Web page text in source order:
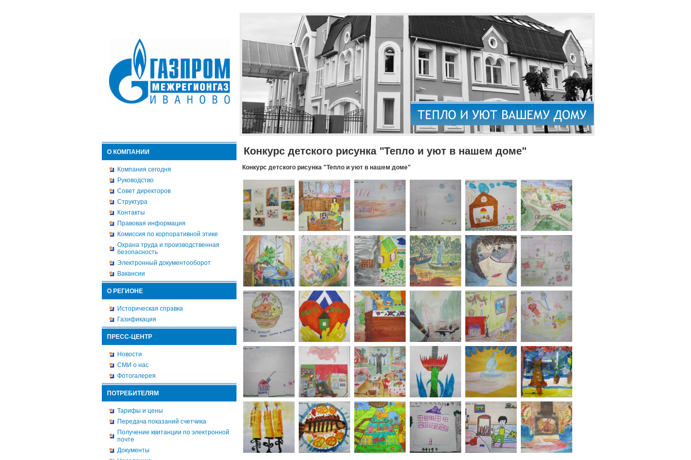
О КОМПАНИИ
Компания сегодня
Руководство
Совет директоров
Структура
Контакты
Правовая информация
Комиссия по корпоративной этике
Охрана труда и производственная
безопасность
Электронный документооборот
Вакансии
О РЕГИОНЕ
Историческая справка
Газификация
ПРЕСС-ЦЕНТР
Новости
СМИ о нас
Фотогалерея
ПОТРЕБИТЕЛЯМ
Тарифы и цены
Передача показаний счетчика
Получение квитанции по электронной
почте
Документы
Конкурс детского рисунка "Тепло и уют в нашем доме"
Конкурс детского рисунка "Тепло и уют в нашем доме"